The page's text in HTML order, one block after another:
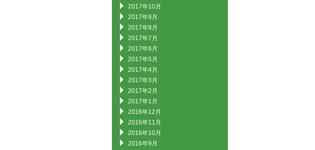
2017年10月
2017年9月
2017年8月
2017年7月
2017年6月
2017年5月
2017年4月
2017年3月
2017年2月
2017年1月
2016年12月
2016年11月
2016年10月
2016年9月